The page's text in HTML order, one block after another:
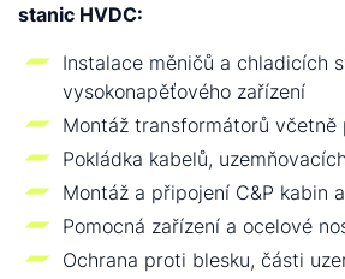
stanic HVDC:
Instalace měničů a chladicích
vysokonapěťového zařízení
Montáž transformátorů včetně
Pokládka kabelů,
Montáž a připojení C&P kabin
Pomocná zařízení a ocelové
Ochrana proti blesku, části